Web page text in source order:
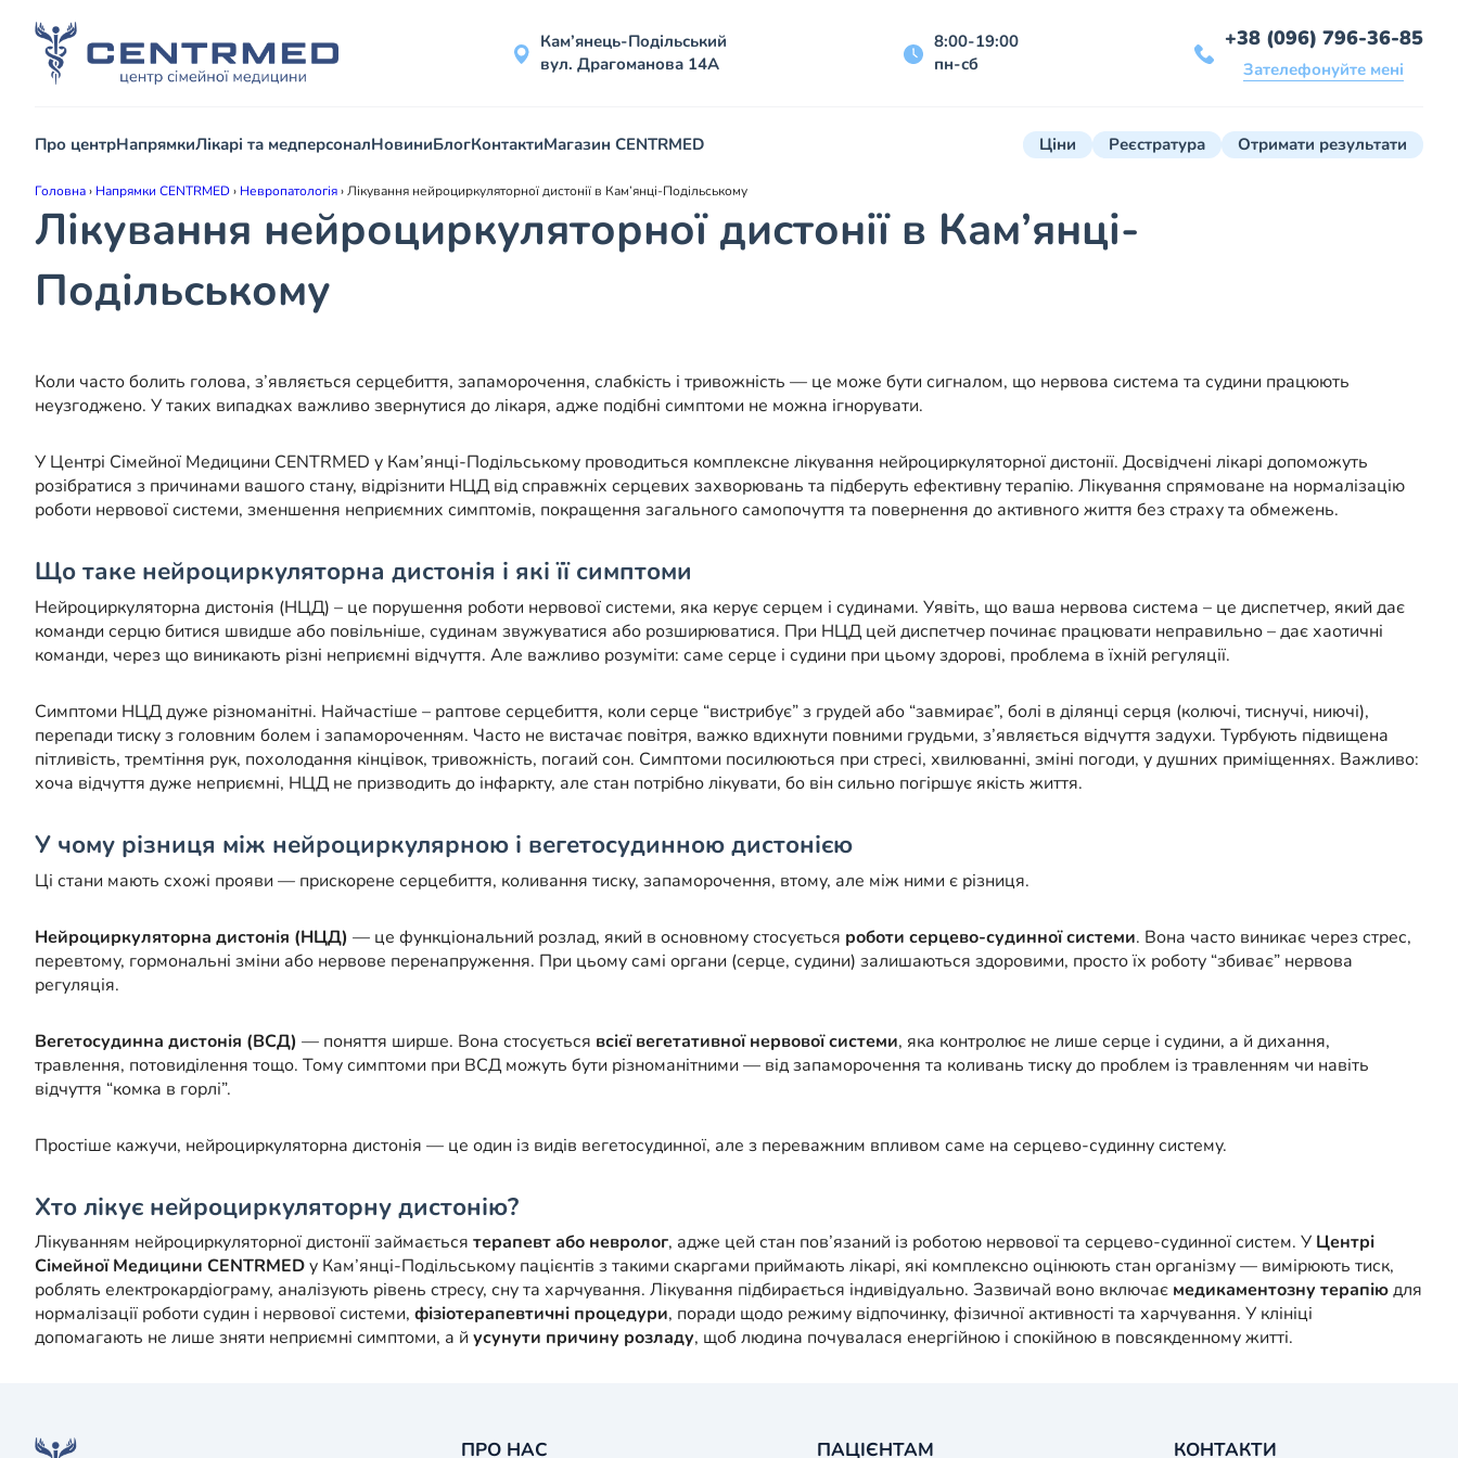
Кам’янець-Подільський
вул. Драгоманова 14А
8:00-19:00
пн-сб
+38 (096) 796-36-85
Зателефонуйте мені
Про центрНапрямкиЛікарі та медперсоналНовиниБлогКонтактиМагазин CENTRMED Ціни Реєстратура Отримати результати
Головна› Напрямки CENTRMED› Невропатологія›Лікування нейроциркуляторної дистонії в Кам’янці-Подільському
Лікування нейроциркуляторної дистонії в Кам’янці-
Подільському
Коли часто болить голова, з’являється серцебиття, запаморочення, слабкість і тривожність — це може бути сигналом, що нервова система та судини працюють
неузгоджено. У таких випадках важливо звернутися до лікаря, адже подібні симптоми не можна ігнорувати.
У Центрі Сімейної Медицини CENTRMED у Кам’янці-Подільському проводиться комплексне лікування нейроциркуляторної дистонії. Досвідчені лікарі допоможуть
розібратися з причинами вашого стану, відрізнити НЦД від справжніх серцевих захворювань та підберуть ефективну терапію. Лікування спрямоване на нормалізацію
роботи нервової системи, зменшення неприємних симптомів, покращення загального самопочуття та повернення до активного життя без страху та обмежень.
Що таке нейроциркуляторна дистонія і які її симптоми
Нейроциркуляторна дистонія (НЦД) – це порушення роботи нервової системи, яка керує серцем і судинами. Уявіть, що ваша нервова система – це диспетчер, який дає
команди серцю битися швидше або повільніше, судинам звужуватися або розширюватися. При НЦД цей диспетчер починає працювати неправильно – дає хаотичні
команди, через що виникають різні неприємні відчуття. Але важливо розуміти: саме серце і судини при цьому здорові, проблема в їхній регуляції.
Симптоми НЦД дуже різноманітні. Найчастіше – раптове серцебиття, коли серце “вистрибує” з грудей або “завмирає”, болі в ділянці серця (колючі, тиснучі, ниючі),
перепади тиску з головним болем і запамороченням. Часто не вистачає повітря, важко вдихнути повними грудьми, з’являється відчуття задухи. Турбують підвищена
пітливість, тремтіння рук, похолодання кінцівок, тривожність, погаий сон. Симптоми посилюються при стресі, хвилюванні, зміні погоди, у душних приміщеннях. Важливо:
хоча відчуття дуже неприємні, НЦД не призводить до інфаркту, але стан потрібно лікувати, бо він сильно погіршує якість життя.
У чому різниця між нейроциркулярною і вегетосудинною дистонією
Ці стани мають схожі прояви — прискорене серцебиття, коливання тиску, запаморочення, втому, але між ними є різниця.
Нейроциркуляторна дистонія (НЦД) — це функціональний розлад, який в основному стосується роботи серцево-судинної системи. Вона часто виникає через стрес,
перевтому, гормональні зміни або нервове перенапруження. При цьому самі органи (серце, судини) залишаються здоровими, просто їх роботу “збиває” нервова
регуляція.
Вегетосудинна дистонія (ВСД) — поняття ширше. Вона стосується всієї вегетативної нервової системи, яка контролює не лише серце і судини, а й дихання,
травлення, потовиділення тощо. Тому симптоми при ВСД можуть бути різноманітними — від запаморочення та коливань тиску до проблем із травленням чи навіть
відчуття “комка в горлі”.
Простіше кажучи, нейроциркуляторна дистонія — це один із видів вегетосудинної, але з переважним впливом саме на серцево-судинну систему.
Хто лікує нейроциркуляторну дистонію?
Лікуванням нейроциркуляторної дистонії займається терапевт або невролог, адже цей стан пов’язаний із роботою нервової та серцево-судинної систем. У Центрі
Сімейної Медицини CENTRMEDу Кам’янці-Подільському пацієнтів з такими скаргами приймають лікарі, які комплексно оцінюють стан організму — вимірюють тиск,
роблять електрокардіограму, аналізують рівень стресу, сну та харчування. Лікування підбирається індивідуально. Зазвичай воно включає медикаментозну терапіюдля
нормалізації роботи судин і нервової системи, фізіотерапевтичні процедури, поради щодо режиму відпочинку, фізичної активності та харчування. У клініці
допомагають не лише зняти неприємні симптоми, а й усунути причину розладу, щоб людина почувалася енергійною і спокійною в повсякденному житті.
ПРО НАС ПАЦІЄНТАМ КОНТАКТИ